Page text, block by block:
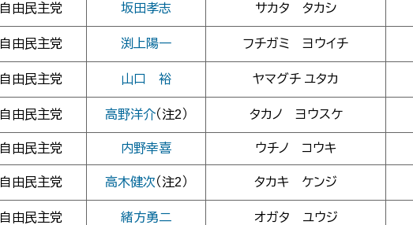
自由民主党 坂田孝志 サカタ タカシ
自由民主党 渕上陽一 フチガミ ヨウイチ
自由民主党 山口 裕 ヤマグチ ユタカ
自由民主党 高野洋介（注2） タカノ ヨウスケ
自由民主党 内野幸喜 ウチノ コウキ
自由民主党 高木健次（注2） タカキ ケンジ
自由民主党 緒方勇二 オガタ ユウジ